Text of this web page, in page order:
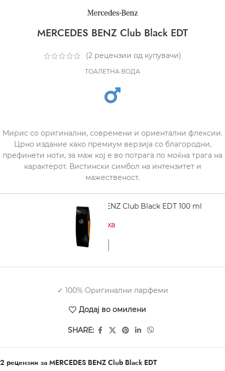
MERCEDES BENZ Club Black EDT
(2 рецензии од купувачи)
ТОАЛЕТНА ВОДА
Мирис со оригинални, современи и ориентални флексии.
Црно издание како премиум верзија со благородни,
префинети ноти, за маж кој е во потрага по моќна трага на
карактерот. Вистински симбол на интензитет и
мажественост.
MERCEDES BENZ Club Black EDT 100 ml
Нема на залиха
✓ 100% Оригинални парфеми
Додај во омилени
SHARE:
2 рецензии за MERCEDES BENZ Club Black EDT